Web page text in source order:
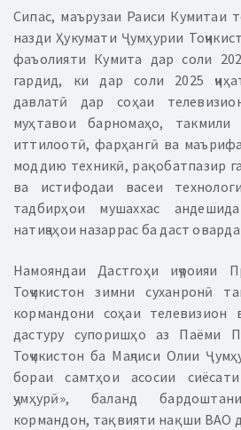
Сипас, маърузаи Раиси Кумитаи
назди Ҳукумати Ҷумҳурии
фаъолияти Кумита дар соли
гардид, ки дар соли 2025
давлатӣ дар соҳаи
муҳтавои барномаҳо,
иттилоотӣ, фарҳангӣ ва
моддию техникӣ, рақобатпазир
ва истифодаи васеи
тадбирҳои мушаххас
натиҷаҳои назаррас ба даст
Намояндаи Дастгоҳи иҷроияи
Тоҷикистон зимни суханронӣ
кормандони соҳаи телевизион
дастуру супоришҳо аз Паёми
Тоҷикистон ба Маҷлиси Олии
бораи самтҳои асосии
ҷумҳурӣ», баланд
кормандон, тақвияти нақши ВАО